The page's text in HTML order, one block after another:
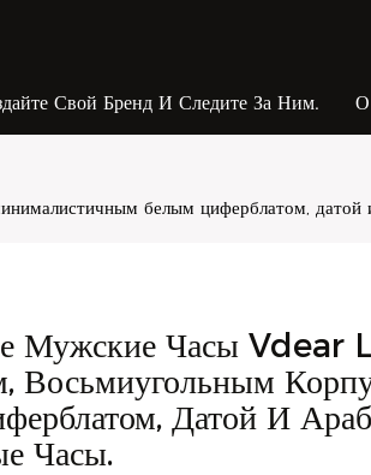
Свой Бренд И Следите За Ним. О
белым циферблатом, датой
Мужские Часы Vdear
Восьмиугольным
Датой И
Часы.